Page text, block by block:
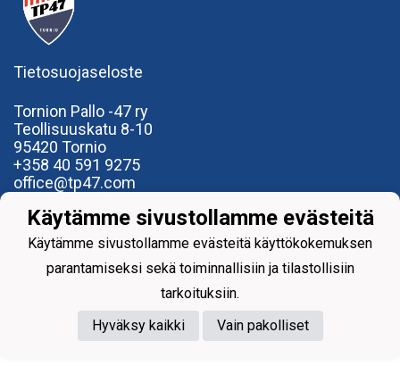
Tietosuojaseloste
Tornion Pallo -47 ry
Teollisuuskatu 8-10
95420 Tornio
+358 40 591 9275
office@tp47.com
Käytämme sivustollamme evästeitä
Käytämme sivustollamme evästeitä käyttökokemuksen
parantamiseksi sekä toiminnallisiin ja tilastollisiin
tarkoituksiin.
Hyväksy kaikki
Vain pakolliset